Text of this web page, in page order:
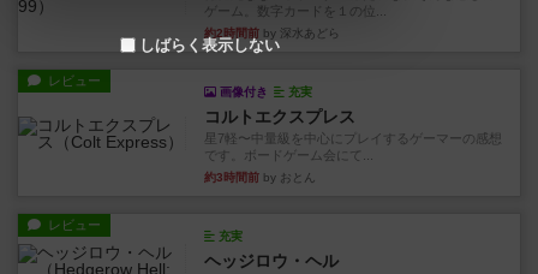
ゲーム。数字カードを１の位...
約2時間前 by 深水あどら
レビュー
画像付き 充実
コルトエクスプレス
星7軽〜中量級を中心にプレイするゲーマーの感想
です。ボードゲーム会にて...
約3時間前 by おとん
レビュー
充実
ヘッジロウ・ヘル
しばらく表示しない